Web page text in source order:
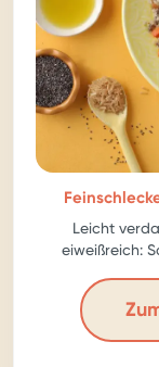
Leicht
eiweißreich: